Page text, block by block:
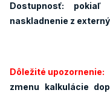
Dostupnosť:
naskladnenie z
Dôležité upozornenie:
zmenu kalkulácie